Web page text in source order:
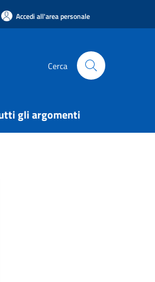
Accedi all'area personale
Cerca
gli argomenti